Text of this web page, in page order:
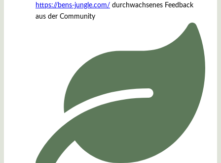
https://bens-jungle.com/ durchwachsenes Feedback
aus der Community